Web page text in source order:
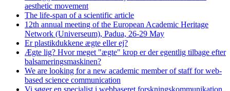
aesthetic movement
The life-span of a scientific article
12th annual meeting of the European Academic Heritage
Network (Universeum), Padua, 26-29 May
Er plastikdukkene ægte eller ej?
Ægte lig? Hvor meget "ægte" krop er der egentlig tilbage efter
balsameringsmaskinen?
We are looking for a new academic member of staff for web-
based science communication
Vi søger en specialist i webbaseret forskningskommunikation